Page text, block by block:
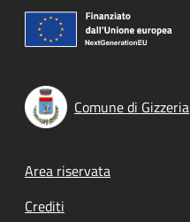
Comune di Gizzeria
Footer menu
Area riservata
Crediti